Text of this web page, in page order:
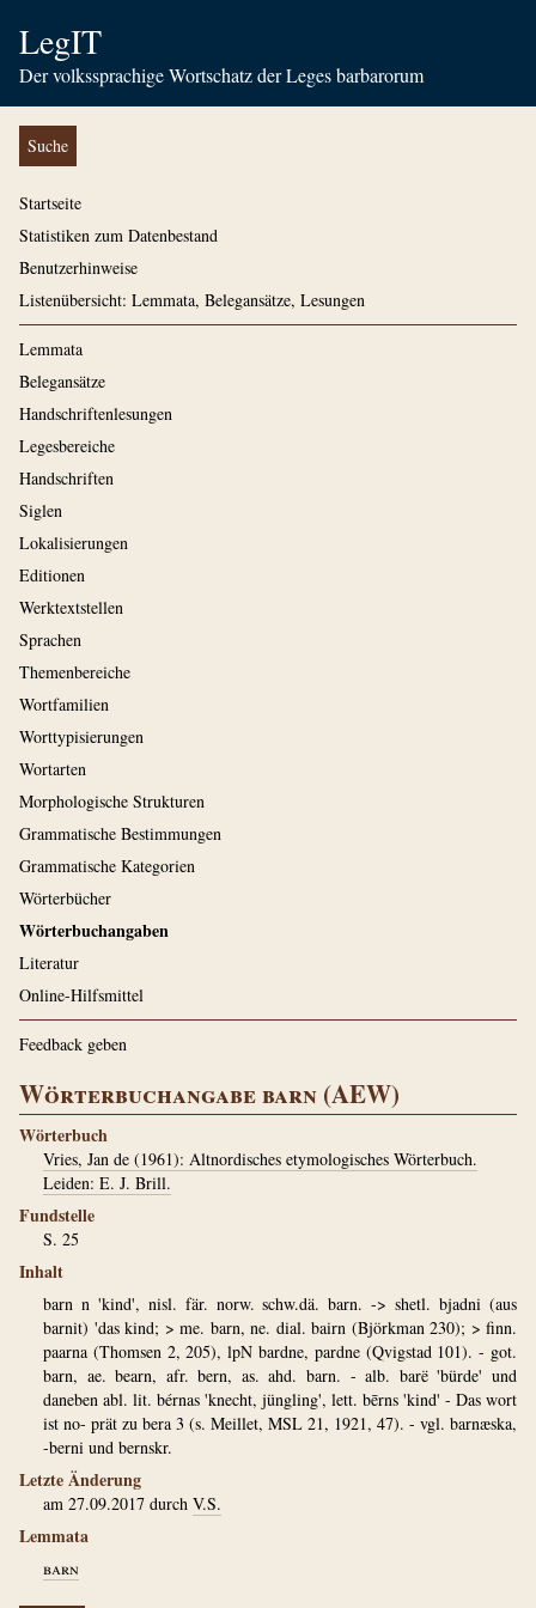
LegIT
Der volkssprachige Wortschatz der Leges barbarorum
Suche
Startseite
Statistiken zum Datenbestand
Benutzerhinweise
Listenübersicht: Lemmata, Belegansätze, Lesungen
Lemmata
Belegansätze
Handschriftenlesungen
Legesbereiche
Handschriften
Siglen
Lokalisierungen
Editionen
Werktextstellen
Sprachen
Themenbereiche
Wortfamilien
Worttypisierungen
Wortarten
Morphologische Strukturen
Grammatische Bestimmungen
Grammatische Kategorien
Wörterbücher
Wörterbuchangaben
Literatur
Online-Hilfsmittel
Feedback geben
Wörterbuchangabe barn (AEW)
Wörterbuch
Vries, Jan de (1961): Altnordisches etymologisches Wörterbuch.
Leiden: E. J. Brill.
Fundstelle
S. 25
Inhalt
barn n 'kind', nisl. fär. norw. schw.dä. barn. -> shetl. bjadni (aus
barnit) 'das kind; > me. barn, ne. dial. bairn (Björkman 230); > finn.
paarna (Thomsen 2, 205), lpN bardne, pardne (Qvigstad 101). - got.
barn, ae. bearn, afr. bern, as. ahd. barn. - alb. barë 'bürde' und
daneben abl. lit. bérnas 'knecht, jüngling', lett. bērns 'kind' - Das wort
ist no- prät zu bera 3 (s. Meillet, MSL 21, 1921, 47). - vgl. barnæska,
-berni und bernskr.
Letzte Änderung
am 27.09.2017 durch V.S.
Lemmata
barn